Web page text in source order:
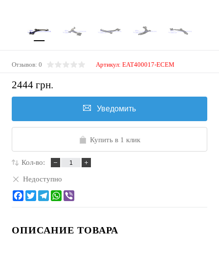
Отзывов: 0 Артикул: EAT400017-ECEM
2444 грн.
Уведомить
Купить в 1 клик
Кол-во:
Недоступно
ОПИСАНИЕ ТОВАРА